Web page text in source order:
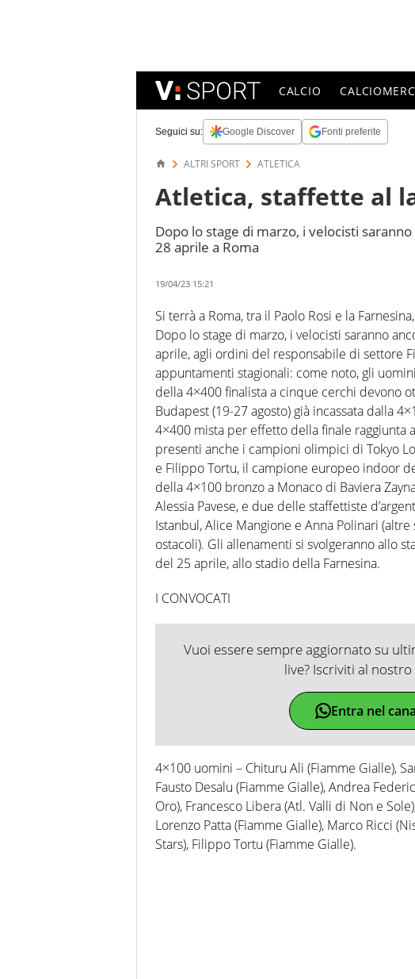
CALCIO
Seguici su: Google Discover Fonti preferite
ALTRI SPORT ATLETICA
Atletica, staffette al
Dopo lo stage di marzo, i velocisti
28 aprile a Roma
19/04/23 15:21
Si terrà a Roma, tra il Paolo Rosi e la
Dopo lo stage di marzo, i velocisti saranno
aprile, agli ordini del responsabile di settore
appuntamenti stagionali: come noto, gli
della 4×400 finalista a cinque cerchi devono
Budapest (19-27 agosto) già incassata dalla
4×400 mista per effetto della finale raggiunta
presenti anche i campioni olimpici di Tokyo
e Filippo Tortu, il campione europeo indoor
della 4×100 bronzo a Monaco di Baviera
Alessia Pavese, e due delle staffettiste
Istanbul, Alice Mangione e Anna Polinari
ostacoli). Gli allenamenti si svolgeranno allo
del 25 aprile, allo stadio della Farnesina.
I CONVOCATI
Vuoi essere sempre aggiornato su
live? Iscriviti al nostro
Entra nel
4×100 uomini – Chituru Ali (Fiamme Gialle),
Fausto Desalu (Fiamme Gialle), Andrea
Oro), Francesco Libera (Atl. Valli di Non e
Lorenzo Patta (Fiamme Gialle), Marco Ricci
Stars), Filippo Tortu (Fiamme Gialle).